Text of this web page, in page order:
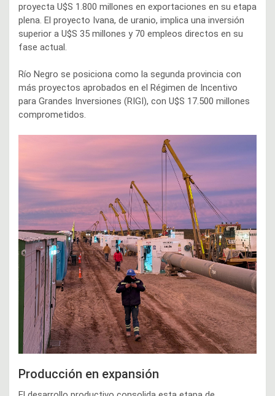
proyecta U$S 1.800 millones en exportaciones en su etapa
plena. El proyecto Ivana, de uranio, implica una inversión
superior a U$S 35 millones y 70 empleos directos en su
fase actual.
Río Negro se posiciona como la segunda provincia con
más proyectos aprobados en el Régimen de Incentivo
para Grandes Inversiones (RIGI), con U$S 17.500 millones
comprometidos.
Producción en expansión